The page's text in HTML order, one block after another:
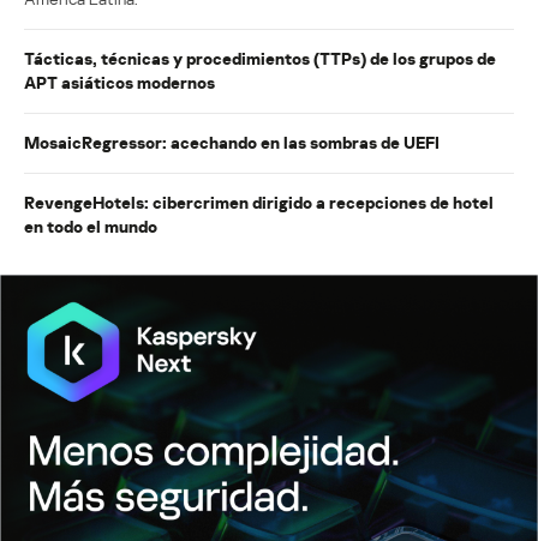
Tácticas, técnicas y procedimientos (TTPs) de los grupos de
APT asiáticos modernos
MosaicRegressor: acechando en las sombras de UEFI
RevengeHotels: cibercrimen dirigido a recepciones de hotel
en todo el mundo